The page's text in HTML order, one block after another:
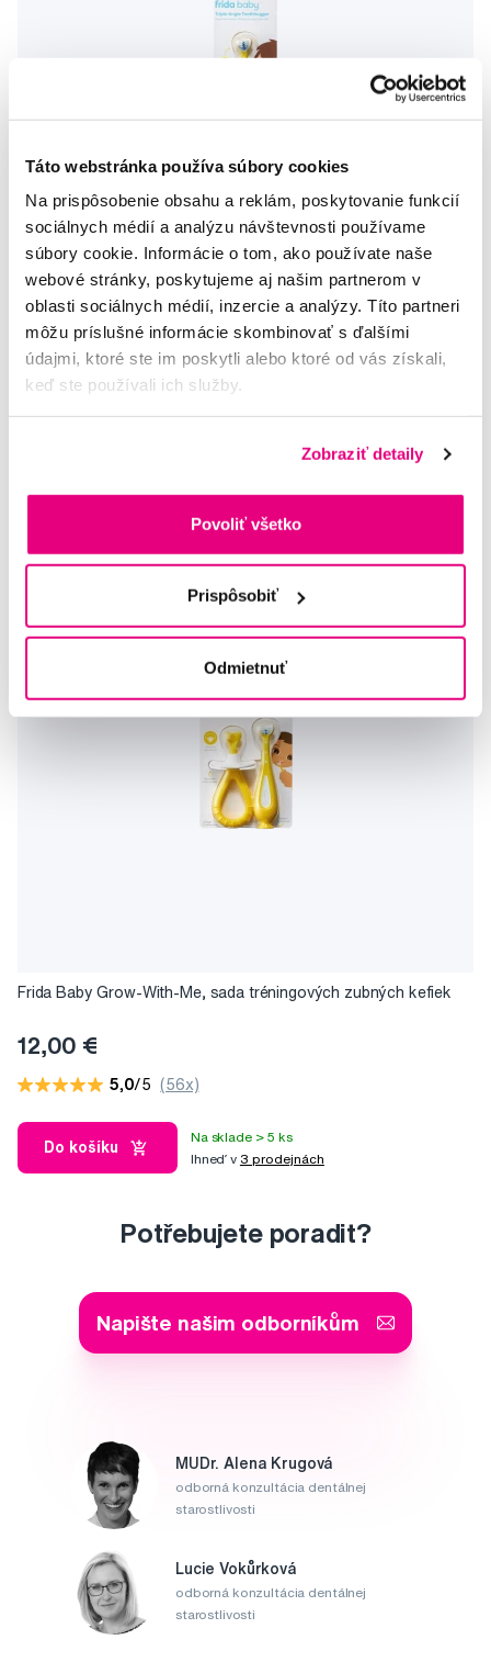
Táto webstránka používa súbory cookies
Na prispôsobenie obsahu a reklám, poskytovanie funkcií
sociálnych médií a analýzu návštevnosti používame
súbory cookie. Informácie o tom, ako používate naše
webové stránky, poskytujeme aj našim partnerom v
oblasti sociálnych médií, inzercie a analýzy. Títo partneri
môžu príslušné informácie skombinovať s ďalšími
údajmi, ktoré ste im poskytli alebo ktoré od vás získali,
keď ste používali ich služby.
Zobraziť detaily
Povoliť všetko
Prispôsobiť
Odmietnuť
Frida Baby Tooth Hugger 3D zubná kefka, žltá
8,20 €
Frida Baby Grow-With-Me, sada tréningových zubných kefiek
12,00 €
5,0/5 (56x)
Do košíku
Na sklade > 5 ks
Ihneď v 3 prodejnách
Potřebujete poradit?
Napište našim odborníkům
MUDr. Alena Krugová
odborná konzultácia dentálnej
starostlivosti
Lucie Vokůrková
odborná konzultácia dentálnej
starostlivosti